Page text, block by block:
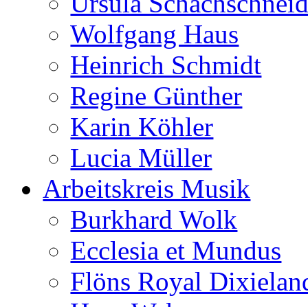
Wolfgang Haus
Heinrich Schmidt
Regine Günther
Karin Köhler
Lucia Müller
Arbeitskreis Musik
Burkhard Wolk
Ecclesia et Mundus
Flöns Royal